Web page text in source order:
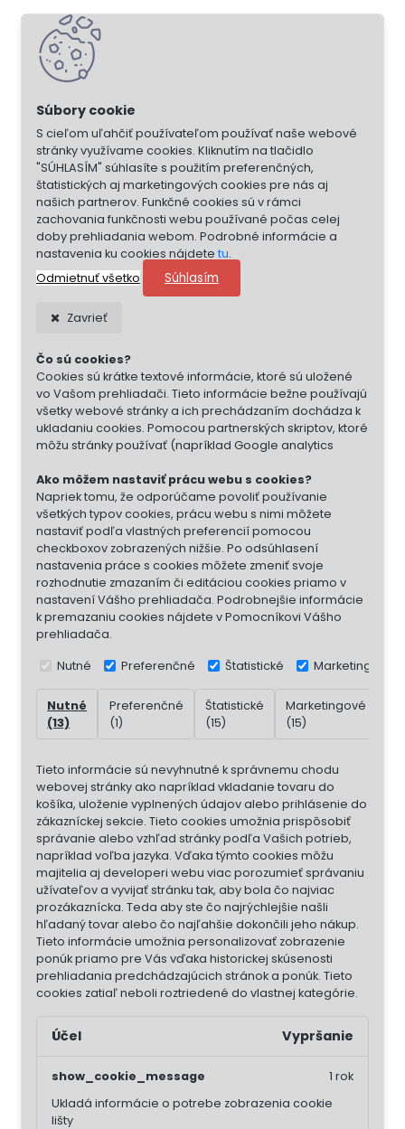
S cieľom uľahčiť používateľom používať naše webové
stránky využívame cookies. Kliknutím na tlačidlo
"SÚHLASÍM" súhlasíte s použitím preferenčných,
štatistických aj marketingových cookies pre nás aj
našich partnerov. Funkčné cookies sú v rámci
zachovania funkčnosti webu používané počas celej
doby prehliadania webom. Podrobné informácie a
nastavenia ku cookies nájdete tu.
Odmietnuť všetko
Súhlasím
Zavrieť
Čo sú cookies?
Cookies sú krátke textové informácie, ktoré sú uložené
vo Vašom prehliadači. Tieto informácie bežne používajú
všetky webové stránky a ich prechádzaním dochádza k
ukladaniu cookies. Pomocou partnerských skriptov, ktoré
môžu stránky používať (napríklad Google analytics
Ako môžem nastaviť prácu webu s cookies?
Napriek tomu, že odporúčame povoliť používanie
všetkých typov cookies, prácu webu s nimi môžete
nastaviť podľa vlastných preferencií pomocou
checkboxov zobrazených nižšie. Po odsúhlasení
nastavenia práce s cookies môžete zmeniť svoje
rozhodnutie zmazaním či editáciou cookies priamo v
nastavení Vášho prehliadača. Podrobnejšie informácie
k premazaniu cookies nájdete v Pomocníkovi Vášho
prehliadača.
Nutné Preferenčné Štatistické Marketingové
Nutné
(13)
Preferenčné
(1)
Štatistické
(15)
Marketingové
(15)
Tieto informácie sú nevyhnutné k správnemu chodu
webovej stránky ako napríklad vkladanie tovaru do
košíka, uloženie vyplnených údajov alebo prihlásenie do
zákazníckej sekcie. Tieto cookies umožnia prispôsobiť
správanie alebo vzhľad stránky podľa Vašich potrieb,
napríklad voľba jazyka. Vďaka týmto cookies môžu
majitelia aj developeri webu viac porozumieť správaniu
užívateľov a vyvijať stránku tak, aby bola čo najviac
prozákaznícka. Teda aby ste čo najrýchlejšie našli
hľadaný tovar alebo čo najľahšie dokončili jeho nákup.
Tieto informácie umožnia personalizovať zobrazenie
ponúk priamo pre Vás vďaka historickej skúsenosti
prehliadania predchádzajúcich stránok a ponúk. Tieto
cookies zatiaľ neboli roztriedené do vlastnej kategórie.
Účel Vypršanie
show_cookie_message
Ukladá informácie o potrebe zobrazenia cookie
lišty
1 rok